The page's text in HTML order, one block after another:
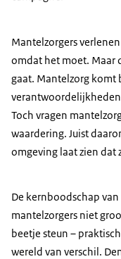
Mantelzorgers
omdat het moet. Maar
gaat. Mantelzorg komt
verantwoordelijkheden
Toch vragen
waardering. Juist
omgeving laat zien dat
De kernboodschap
mantelzorgers niet
beetje steun –
wereld van verschil.